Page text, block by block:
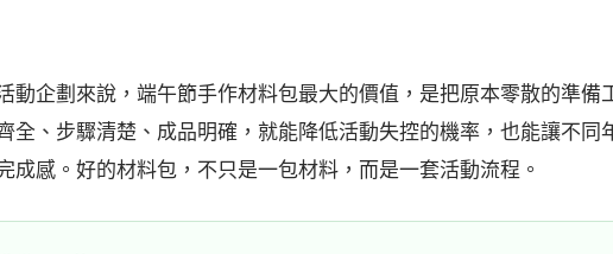
動企劃來說，端午節手作材料包最大的價值，是把原本零散的準備
全、步驟清楚、成品明確，就能降低活動失控的機率，也能讓不同
成感。好的材料包，不只是一包材料，而是一套活動流程。